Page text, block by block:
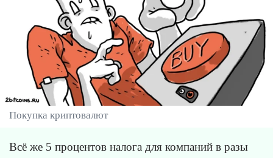
Покупка криптовалют
Всё же 5 процентов налога для компаний в разы